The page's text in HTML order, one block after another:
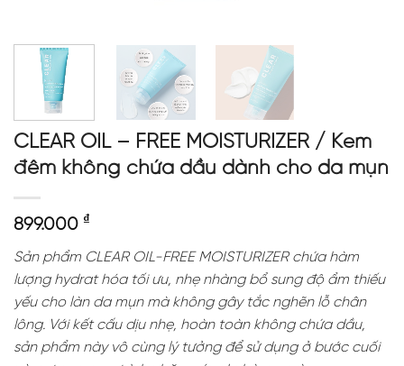
CLEAR OIL – FREE MOISTURIZER / Kem
đêm không chứa dầu dành cho da mụn
899.000 ₫
Sản phẩm CLEAR OIL-FREE MOISTURIZER chứa hàm
lượng hydrat hóa tối ưu, nhẹ nhàng bổ sung độ ẩm thiếu
yếu cho làn da mụn mà không gây tắc nghẽn lỗ chân
lông. Với kết cấu dịu nhẹ, hoàn toàn không chứa dầu,
sản phẩm này vô cùng lý tưởng để sử dụng ở bước cuối